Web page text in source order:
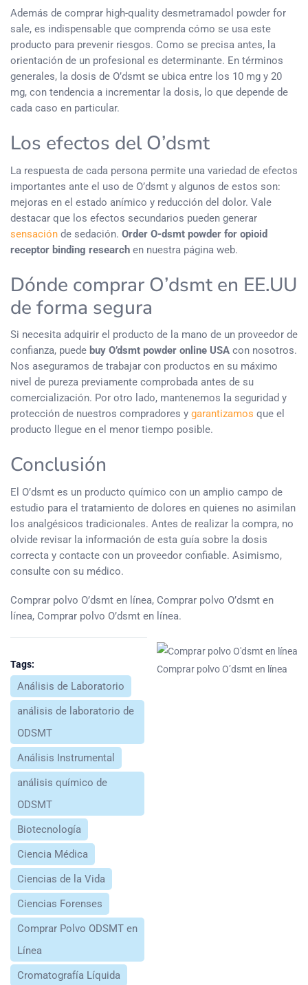
Además de comprar high-quality desmetramadol powder for
sale, es indispensable que comprenda cómo se usa este
producto para prevenir riesgos. Como se precisa antes, la
orientación de un profesional es determinante. En términos
generales, la dosis de O’dsmt se ubica entre los 10 mg y 20
mg, con tendencia a incrementar la dosis, lo que depende de
cada caso en particular.
Los efectos del O’dsmt
La respuesta de cada persona permite una variedad de efectos
importantes ante el uso de O’dsmt y algunos de estos son:
mejoras en el estado anímico y reducción del dolor. Vale
destacar que los efectos secundarios pueden generar
sensación de sedación. Order O-dsmt powder for opioid
receptor binding research en nuestra página web.
Dónde comprar O’dsmt en EE.UU
de forma segura
Si necesita adquirir el producto de la mano de un proveedor de
confianza, puede buy O’dsmt powder online USA con nosotros.
Nos aseguramos de trabajar con productos en su máximo
nivel de pureza previamente comprobada antes de su
comercialización. Por otro lado, mantenemos la seguridad y
protección de nuestros compradores y garantizamos que el
producto llegue en el menor tiempo posible.
Conclusión
El O’dsmt es un producto químico con un amplio campo de
estudio para el tratamiento de dolores en quienes no asimilan
los analgésicos tradicionales. Antes de realizar la compra, no
olvide revisar la información de esta guía sobre la dosis
correcta y contacte con un proveedor confiable. Asimismo,
consulte con su médico.
Comprar polvo O’dsmt en línea, Comprar polvo O’dsmt en
línea, Comprar polvo O’dsmt en línea.
Comprar polvo O’dsmt en línea
Tags:
Análisis de Laboratorio
análisis de laboratorio de
ODSMT
Análisis Instrumental
análisis químico de
ODSMT
Biotecnología
Ciencia Médica
Ciencias de la Vida
Ciencias Forenses
Comprar Polvo ODSMT en
Línea
Cromatografía Líquida